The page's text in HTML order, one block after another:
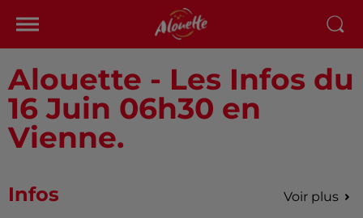
Alouette - Les Infos du
16 Juin 06h30 en
Vienne.
Infos Voir plus